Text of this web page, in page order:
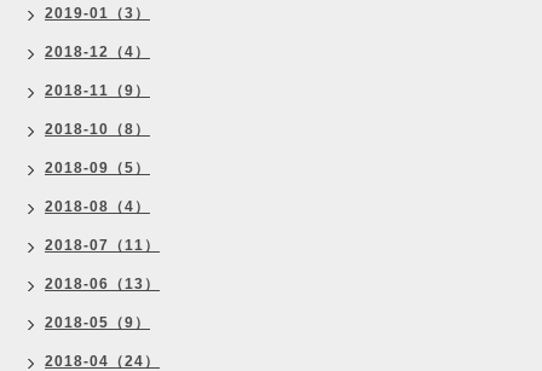
2019-01（3）
2018-12（4）
2018-11（9）
2018-10（8）
2018-09（5）
2018-08（4）
2018-07（11）
2018-06（13）
2018-05（9）
2018-04（24）